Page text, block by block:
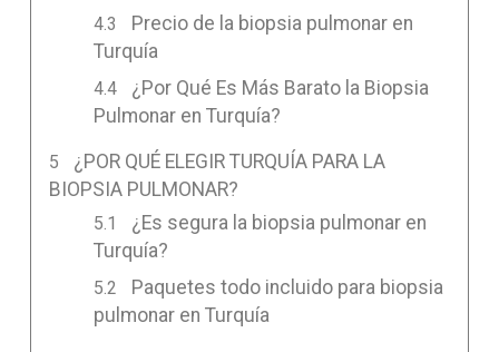
Precio de la biopsia pulmonar en
Turquía
¿Por Qué Es Más Barato la Biopsia
Pulmonar en Turquía?
¿POR QUÉ ELEGIR TURQUÍA PARA LA
BIOPSIA PULMONAR?
¿Es segura la biopsia pulmonar en
Turquía?
Paquetes todo incluido para biopsia
pulmonar en Turquía